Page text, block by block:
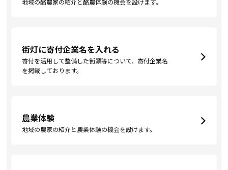
地域の酪農家の紹介と酪農体験の機会を設けます。
街灯に寄付企業名を入れる
寄付を活用して整備した街頭等について、寄付企業名
を掲載しております。
農業体験
地域の農家の紹介と農業体験の機会を設けます。